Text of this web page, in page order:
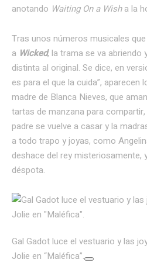
anotando Waiting On a Wisha la
Tras unos números musicales
a Wicked, la trama se va abriendo
distinta al original. Se dice, en
es para el que la cuida”, aparecen
madre de Blanca Nieves, que
tartas de manzana para
padre se vuelve a casar y la
a todo trapo y joyas, como
deshace del rey misteriosamente,
déspota.
Gal Gadot luce el vestuario y las
Jolie en “Maléfica”.